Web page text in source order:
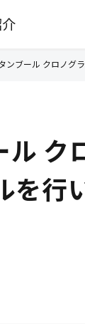
ンブール クロノグ
ク
行